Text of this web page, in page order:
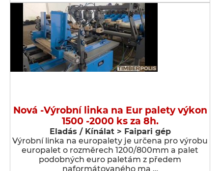
Nová -Výrobní linka na Eur palety výkon
1500 -2000 ks za 8h.
Eladás / Kínálat > Faipari gép
Výrobní linka na europalety je určena pro výrobu
europalet o rozměrech 1200/800mm a palet
podobných euro paletám z předem
naformátovaného ma …